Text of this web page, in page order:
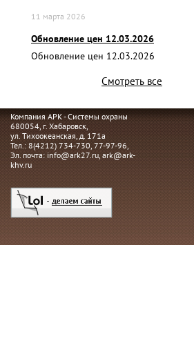
11 марта 2026
Обновление цен 12.03.2026
Обновление цен 12.03.2026
Смотреть все
Компания АРК - Системы охраны
680054, г. Хабаровск,
ул. Тихоокеанская, д. 171а
Тел.: 8(4212) 734-730, 77-97-96,
Эл. почта: info@ark27.ru, ark@ark-
khv.ru